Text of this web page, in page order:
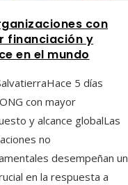
con
financiación y
en el mundo
Hace 5 días
con mayor
y alcance globalLas
no
desempeñan un
en la respuesta a